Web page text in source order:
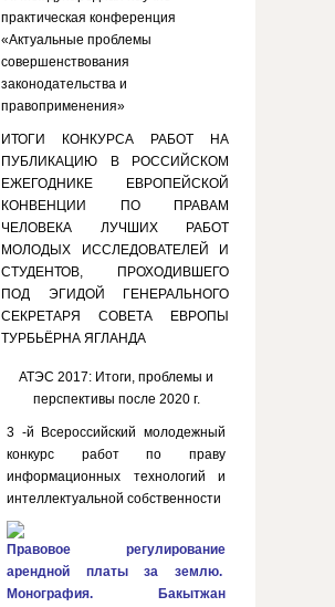
практическая конференция
«Актуальные проблемы
совершенствования
законодательства и
правоприменения»
ИТОГИ КОНКУРСА РАБОТ НА
ПУБЛИКАЦИЮ В РОССИЙСКОМ
ЕЖЕГОДНИКЕ ЕВРОПЕЙСКОЙ
КОНВЕНЦИИ ПО ПРАВАМ
ЧЕЛОВЕКА ЛУЧШИХ РАБОТ
МОЛОДЫХ ИССЛЕДОВАТЕЛЕЙ И
СТУДЕНТОВ, ПРОХОДИВШЕГО
ПОД ЭГИДОЙ ГЕНЕРАЛЬНОГО
СЕКРЕТАРЯ СОВЕТА ЕВРОПЫ
ТУРБЬЁРНА ЯГЛАНДА
АТЭС 2017: Итоги, проблемы и
перспективы после 2020 г.
3 -й Всероссийский молодежный
конкурс работ по праву
информационных технологий и
интеллектуальной собственности
Правовое регулирование
арендной платы за землю.
Монография. Бакытжан